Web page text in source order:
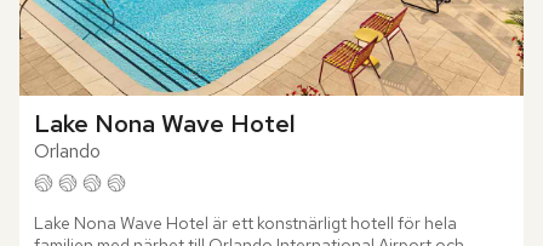
Lake Nona Wave Hotel
Orlando
Lake Nona Wave Hotel är ett konstnärligt hotell för hela